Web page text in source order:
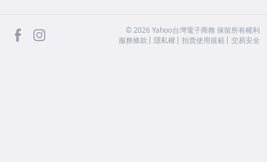
facebook ©2026 Yahoo台灣電子商務 保留所有權利
服務條款
隱私權 拍賣使用規範 交易安全